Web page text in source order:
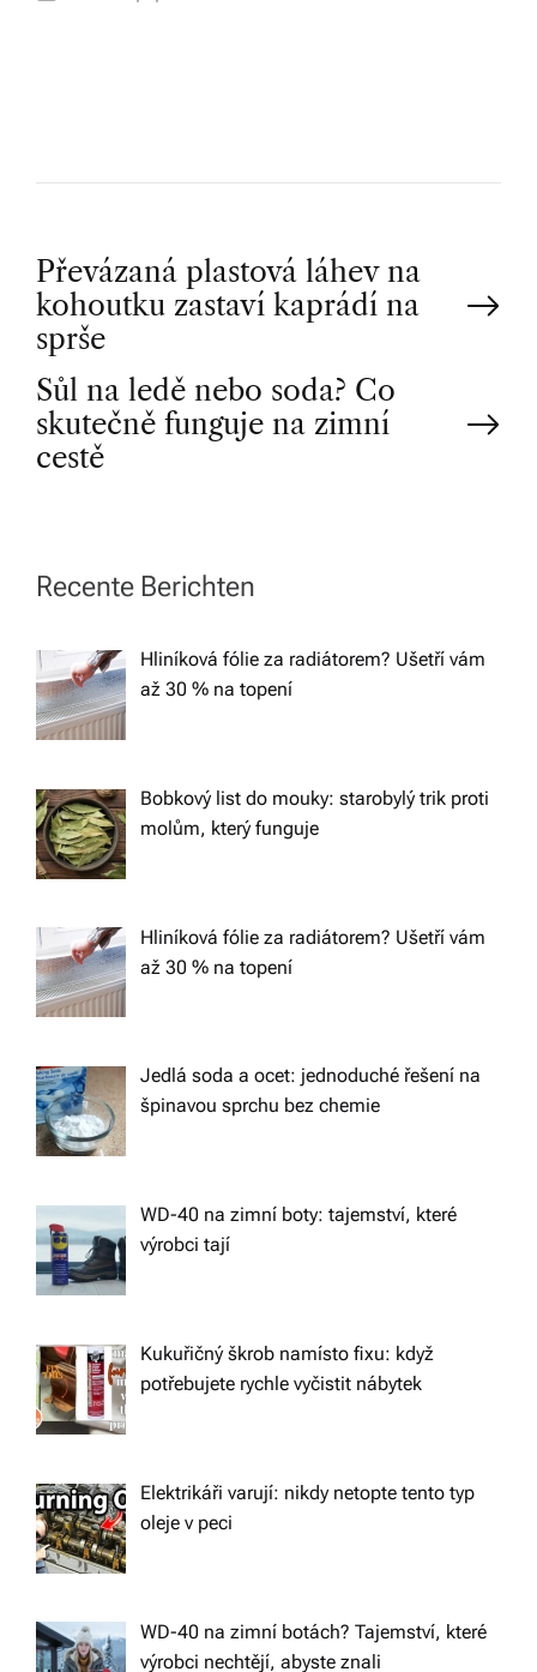
P
o
s
t
a
v
i
g
a
t
i
o
n
Převázaná plastová láhev na
kohoutku zastaví kaprádí na
sprše
Sůl na ledě nebo soda? Co
skutečně funguje na zimní
cestě
Recente Berichten
Hliníková fólie za radiátorem? Ušetří vám
až 30 % na topení
Bobkový list do mouky: starobylý trik proti
molům, který funguje
Hliníková fólie za radiátorem? Ušetří vám
až 30 % na topení
Jedlá soda a ocet: jednoduché řešení na
špinavou sprchu bez chemie
WD-40 na zimní boty: tajemství, které
výrobci tají
Kukuřičný škrob namísto fixu: když
potřebujete rychle vyčistit nábytek
Elektrikáři varují: nikdy netopte tento typ
oleje v peci
WD-40 na zimní botách? Tajemství, které
výrobci nechtějí, abyste znali